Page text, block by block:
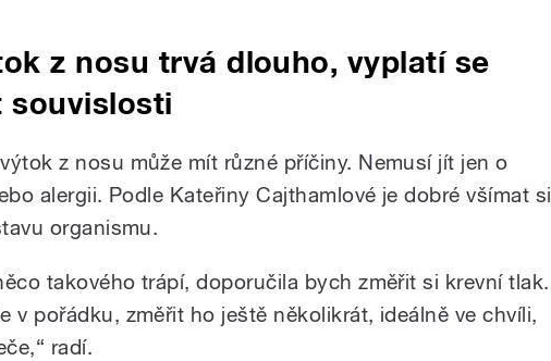
z nosu trvá dlouho, vyplatí se
souvislosti
z nosu může mít různé příčiny. Nemusí jít jen o
alergii. Podle Kateřiny Cajthamlové je dobré všímat si
organismu.
takového trápí, doporučila bych změřit si krevní tlak.
v pořádku, změřit ho ještě několikrát, ideálně ve chvíli,
radí.